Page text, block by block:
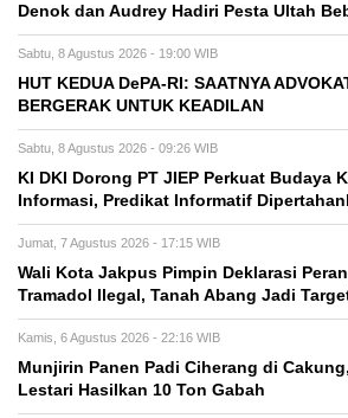
Denok dan Audrey Hadiri Pesta Ultah
Sabtu, 8 Agustus 2026 - 19:00 WIB
HUT KEDUA DePA-RI: SAATNYA
BERGERAK UNTUK KEADILAN
Sabtu, 8 Agustus 2026 - 09:26 WIB
KI DKI Dorong PT JIEP Perkuat Budaya
Informasi, Predikat Informatif
Jumat, 7 Agustus 2026 - 17:15 WIB
Wali Kota Jakpus Pimpin Deklarasi
Tramadol Ilegal, Tanah Abang Jadi
Kamis, 6 Agustus 2026 - 22:16 WIB
Munjirin Panen Padi Ciherang di
Lestari Hasilkan 10 Ton Gabah